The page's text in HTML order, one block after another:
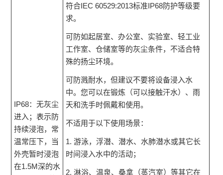
IP68：无灰尘
进入；表示防
持续浸泡，常
温常压下，当
外壳暂时浸泡
在1.5M深的水
符合IEC 60529:2013标准IP68防护等级要
求。
可防如起居室、办公室、实验室、轻工业
工作室、仓储室等的灰尘条件，不适合特
殊的扬尘环境。
可防溅耐水，但建议不要将设备浸入水
中。您可以在锻炼（可以接触汗水）、雨
天和洗手时佩戴和使用。
不适用于以下使用场景：
1. 游泳，浮潜、潜水、水肺潜水或其它长
时间浸入水中的活动；
2. 淋浴、温泉、桑拿（蒸汽室）等其它在